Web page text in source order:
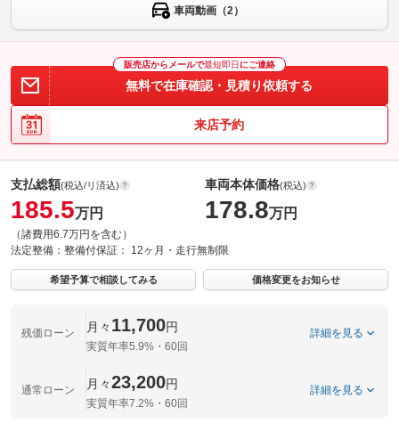
車両動画（2）
販売店からメールで最短即日 にご連絡
無料で在庫確認・見積り依頼する
来店予約
支払総額(税込/リ済込)
185.5万円
（諸費用6.7万円を含む）
車両本体価格(税込)
178.8万円
法定整備： 整備付保証： 12ヶ月・走行無制限
希望予算で相談してみる 価格変更をお知らせ
残価ローン 月々 11,700円
実質年率5.9%・60回
詳細を見る
通常ローン 月々23,200円
実質年率7.2%・60回
詳細を見る